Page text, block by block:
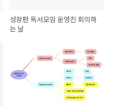
성장판 독서모임 운영진 회의하
는 날